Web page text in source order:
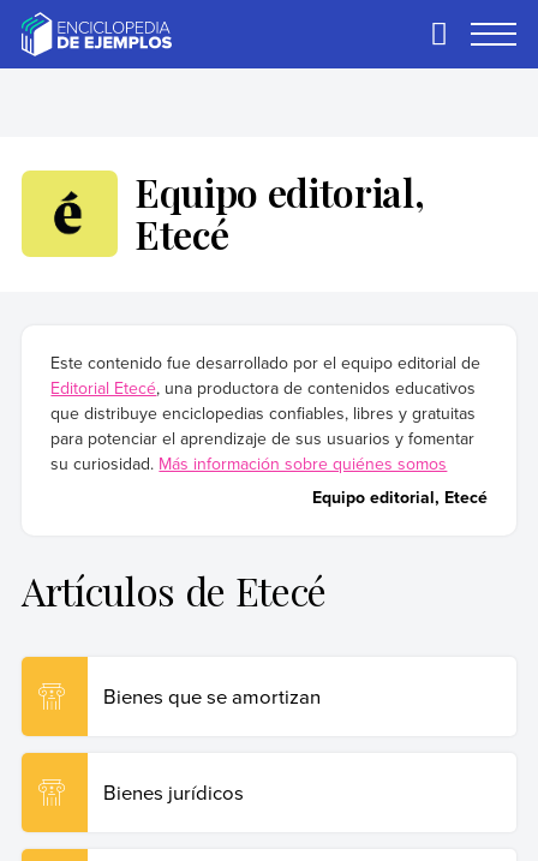
contentEjemplos
Necesitas ejemplos.
Primary
Equipo editorial,
Etecé
Este contenido fue desarrollado por el equipo editorial de
Editorial Etecé, una productora de contenidos educativos
que distribuye enciclopedias confiables, libres y gratuitas
para potenciar el aprendizaje de sus usuarios y fomentar
su curiosidad. Más información sobre quiénes somos
Equipo editorial, Etecé
Artículos de Etecé
Bienes que se amortizan
Bienes jurídicos